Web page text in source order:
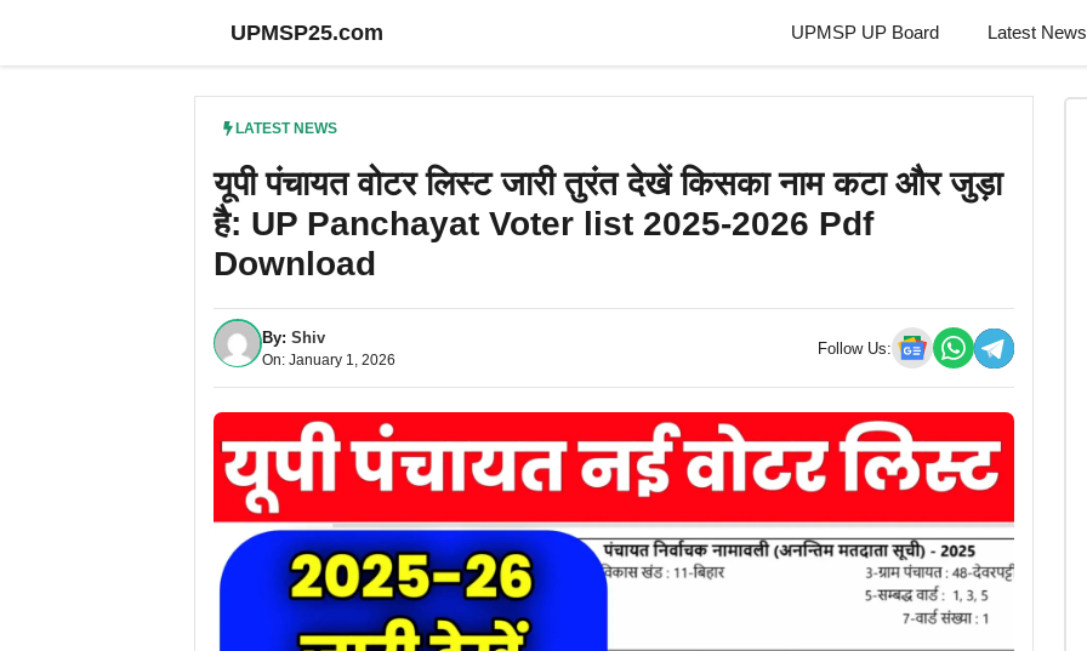
UPMSP25.com UPMSP UP Board Latest News
LATEST NEWS
यूपी पंचायत वोटर लिस्ट जारी तुरंत देखें किसका नाम कटा और जुड़ा
है: UP Panchayat Voter list 2025-2026 Pdf
Download
By: Shiv
On: January 1, 2026
Follow Us: